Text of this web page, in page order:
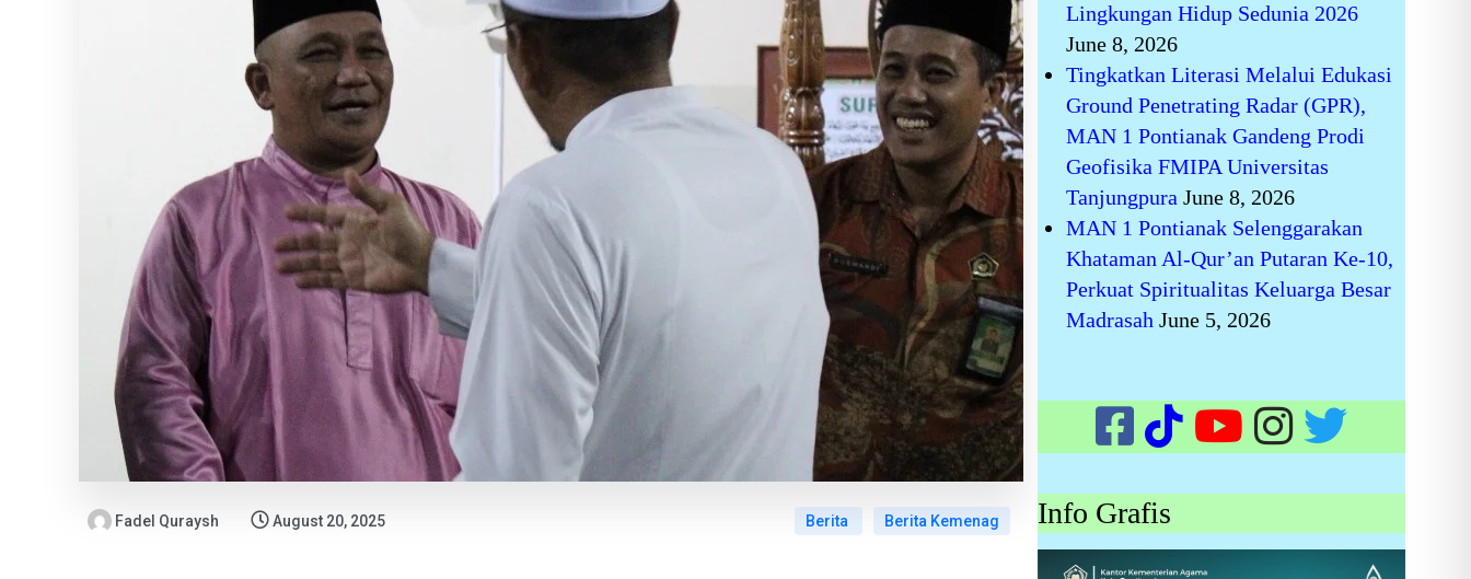
Fadel Quraysh August 20, 2025 Berita Berita Kemenag
Lingkungan Hidup Sedunia 2026
June 8, 2026
Tingkatkan Literasi Melalui Edukasi
Ground Penetrating Radar (GPR),
MAN 1 Pontianak Gandeng Prodi
Geofisika FMIPA Universitas
Tanjungpura June 8, 2026
MAN 1 Pontianak Selenggarakan
Khataman Al-Qur’an Putaran Ke-10,
Perkuat Spiritualitas Keluarga Besar
Madrasah June 5, 2026
Info Grafis